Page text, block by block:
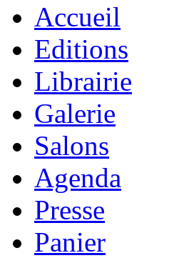
Accueil
Editions
Librairie
Galerie
Salons
Agenda
Presse
Panier